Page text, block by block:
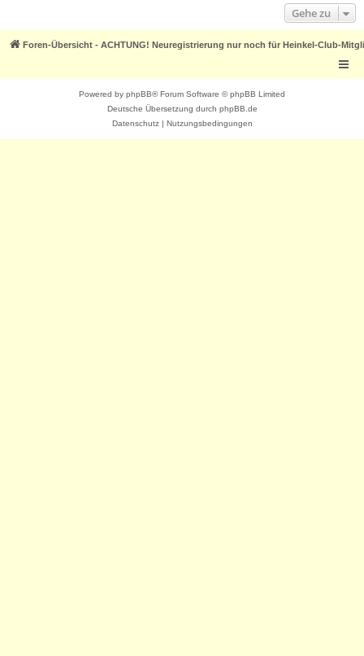
Gehe zu
Foren-Übersicht - ACHTUNG! Neuregistrierung nur noch für Heinkel-Club-
Powered by phpBB® Forum Software © phpBB Limited
Deutsche Übersetzung durch phpBB.de
Datenschutz| Nutzungsbedingungen